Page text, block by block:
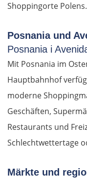
Shoppingorte Polens.
Posnania und
Posnania i
Mit Posnania im
Hauptbahnhof
moderne
Geschäften,
Restaurants und
Schlechtwettertage
Märkte und